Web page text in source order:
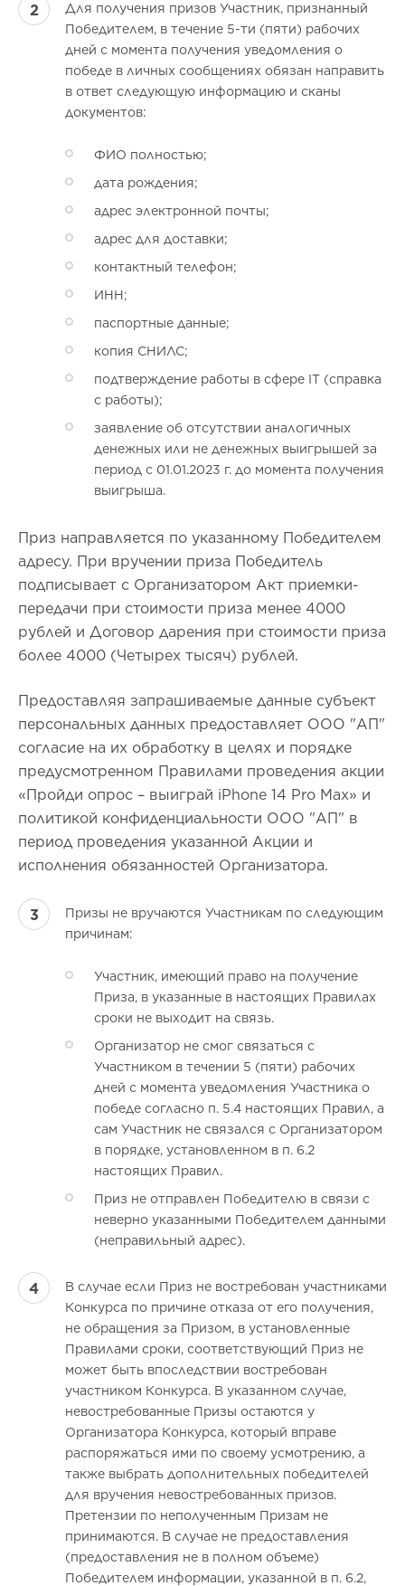
Для получения призов Участник, признанный
Победителем, в течение 5-ти (пяти) рабочих
дней с момента получения уведомления о
победе в личных сообщениях обязан направить
в ответ следующую информацию и сканы
документов:
ФИО полностью;
дата рождения;
адрес электронной почты;
адрес для доставки;
контактный телефон;
ИНН;
паспортные данные;
копия СНИЛС;
подтверждение работы в сфере IT (справка
с работы);
заявление об отсутствии аналогичных
денежных или не денежных выигрышей за
период с 01.01.2023 г. до момента получения
выигрыша.
Приз направляется по указанному Победителем
адресу. При вручении приза Победитель
подписывает с Организатором Акт приемки-
передачи при стоимости приза менее 4000
рублей и Договор дарения при стоимости приза
более 4000 (Четырех тысяч) рублей.
Предоставляя запрашиваемые данные субъект
персональных данных предоставляет ООО "АП"
согласие на их обработку в целях и порядке
предусмотренном Правилами проведения акции
«Пройди опрос – выиграй iPhone 14 Рro Мax» и
политикой конфиденциальности ООО "АП" в
период проведения указанной Акции и
исполнения обязанностей Организатора.
Призы не вручаются Участникам по следующим
причинам:
Участник, имеющий право на получение
Приза, в указанные в настоящих Правилах
сроки не выходит на связь.
Организатор не смог связаться с
Участником в течении 5 (пяти) рабочих
дней с момента уведомления Участника о
победе согласно п. 5.4 настоящих Правил, а
сам Участник не связался с Организатором
в порядке, установленном в п. 6.2
настоящих Правил.
Приз не отправлен Победителю в связи с
неверно указанными Победителем данными
(неправильный адрес).
В случае если Приз не востребован участниками
Конкурса по причине отказа от его получения,
не обращения за Призом, в установленные
Правилами сроки, соответствующий Приз не
может быть впоследствии востребован
участником Конкурса. В указанном случае,
невостребованные Призы остаются у
Организатора Конкурса, который вправе
распоряжаться ими по своему усмотрению, а
также выбрать дополнительных победителей
для вручения невостребованных призов.
Претензии по неполученным Призам не
принимаются. В случае не предоставления
(предоставления не в полном объеме)
Победителем информации, указанной в п. 6.2,